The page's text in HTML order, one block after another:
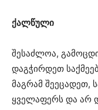
ქალწული
შესაძლოა,
დაგჭირდეთ
მაგრამ შეეცადეთ,
ყველაფერს და არ